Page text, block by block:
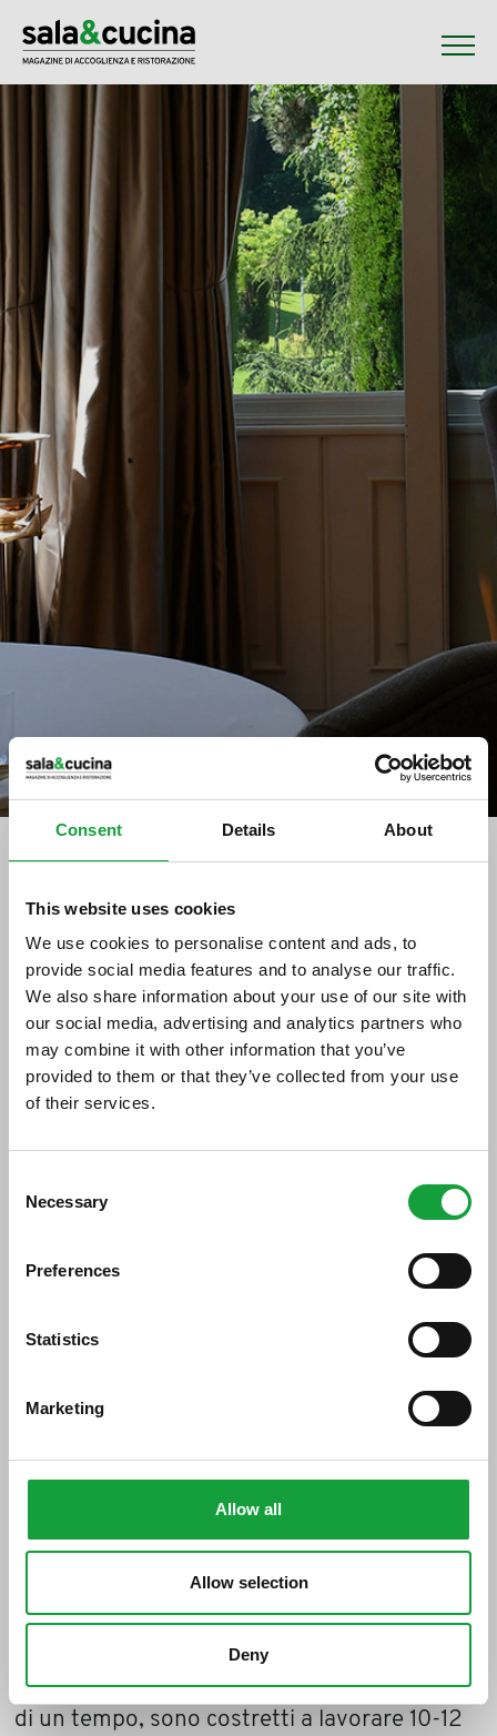
Consent Details About
This website uses cookies
We use cookies to personalise content and ads, to
provide social media features and to analyse our traffic.
We also share information about your use of our site with
our social media, advertising and analytics partners who
may combine it with other information that you’ve
provided to them or that they’ve collected from your use
of their services.
Selection
Necessary
Preferences
Statistics
Marketing
Allow all
Allow selection
Deny
A Bolzano cresce la piccola
ristorazione nei bar
07/03/2017
restare in linea di galleggiamento puntando
sulla ristorazione. Anche perché sono
cambiate le abitudini di molti bolzanini che
non tornano più a casa per pranzo. Ogni
anno in città cambiano gestione più o meno
100 bar, il che significa che c’è ancora un
certo interesse. I titolari di oggi, a differenza
di un tempo, sono costretti a lavorare 10-12
ISCRIVITI ALLA NEWSLETTER
Resta aggiornato su tutte le ultime novita nel campo